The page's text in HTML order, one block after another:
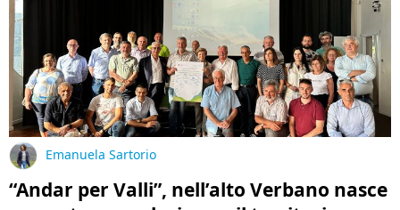
Emanuela Sartorio
“Andar per Valli”, nell’alto Verbano nasce